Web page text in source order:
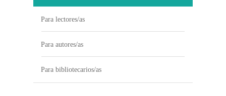
Para lectores/as
Para autores/as
Para bibliotecarios/as